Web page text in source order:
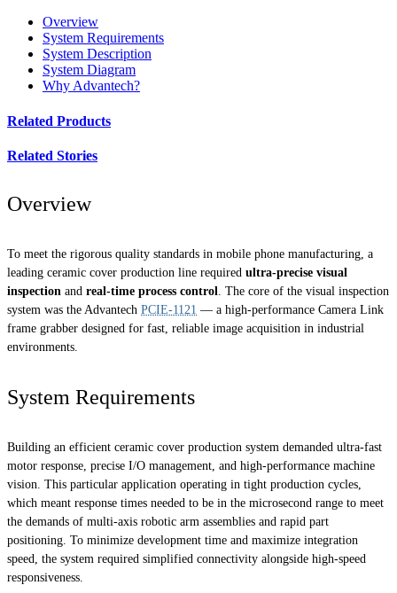
Overview
System Requirements
System Description
System Diagram
Why Advantech?
Related Products
Related Stories
Overview
To meet the rigorous quality standards in mobile phone manufacturing, a
leading ceramic cover production line required ultra-precise visual
inspection and real-time process control
. The core of the visual inspection
system was the Advantech PCIE-1121 — a high-performance Camera Link
frame grabber designed for fast, reliable image acquisition in industrial
environments.
System Requirements
Building an efficient ceramic cover production system demanded ultra-fast
motor response, precise I/O management, and high-performance machine
vision. This particular application operating in tight production cycles,
which meant response times needed to be in the microsecond range to meet
the demands of multi-axis robotic arm assemblies and rapid part
positioning. To minimize development time and maximize integration
speed, the system required simplified connectivity alongside high-speed
responsiveness.